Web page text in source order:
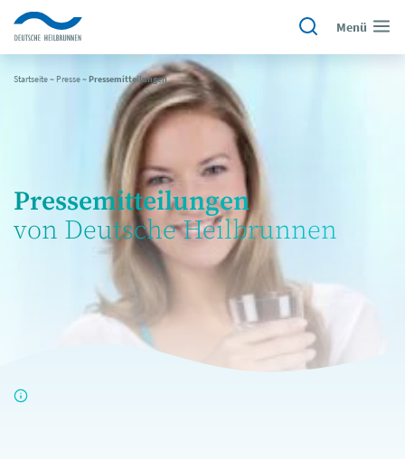
Menü
Startseite~ Presse~Pressemitteilungen
Pressemitteilungen
von Deutsche Heilbrunnen